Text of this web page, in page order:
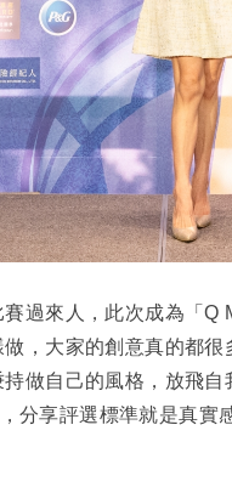
過來人，此次成為「Q
，大家的創意真的都
做自己的風格，放飛
分享評選標準就是真實